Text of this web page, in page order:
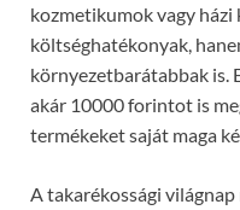
kozmetikumok vagy házi
költséghatékonyak,
környezetbarátabbak is.
akár 10000 forintot is
termékeket saját maga
A takarékossági